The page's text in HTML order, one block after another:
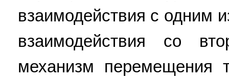
взаимодействия с одним
взаимодействия со
механизм перемещения